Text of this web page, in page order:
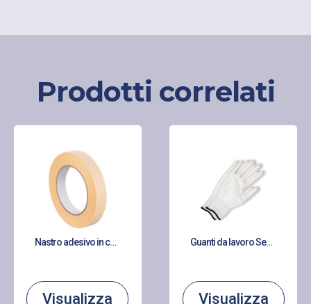
Prodotti correlati
Nastro adesivo in carta crespata Premium gomma naturale
Visualizza
Guanti da lavoro Senso Grip rivestiti in poliuretano
Visualizza